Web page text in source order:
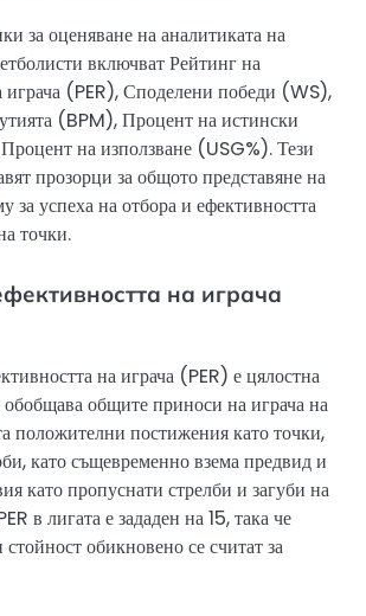
за оценяване на аналитиката на
включват Рейтинг на
играча (PER), Споделени победи (WS),
(BPM), Процент на истински
на използване (USG%). Тези
прозорци за общото представяне на
за успеха на отбора и ефективността
точки.
на играча
на играча (PER) е цялостна
обобщава общите приноси на играча на
положителни постижения като точки,
като същевременно взема предвид и
като пропуснати стрелби и загуби на
в лигата е зададен на 15, така че
стойност обикновено се считат за